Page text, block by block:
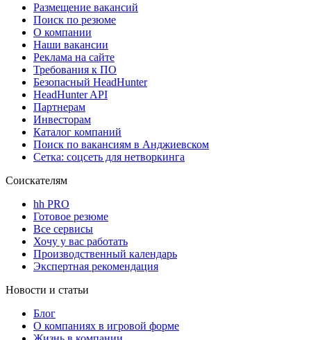
Размещение вакансий
Поиск по резюме
О компании
Наши вакансии
Реклама на сайте
Требования к ПО
Безопасный HeadHunter
HeadHunter API
Партнерам
Инвесторам
Каталог компаний
Поиск по вакансиям в Анджиевском
Сетка: соцсеть для нетворкинга
Соискателям
hh PRO
Готовое резюме
Все сервисы
Хочу у вас работать
Производственный календарь
Экспертная рекомендация
Новости и статьи
Блог
О компаниях в игровой форме